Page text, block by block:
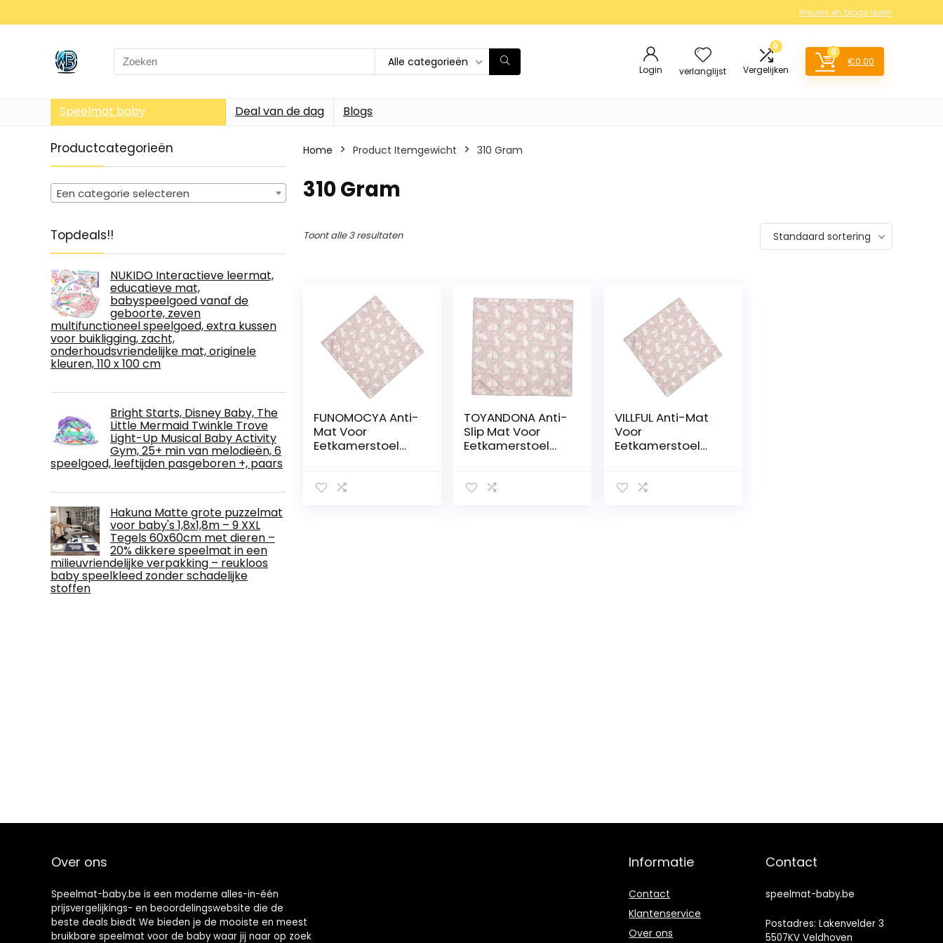
Nieuws en blogs lezen
Search
for:
Alle categorieën
Login verlanglijst
0
Vergelijken
0
€0.00
Speelmat baby Deal van de dag Blogs
Productcategorieën
Een categorie selecteren
Topdeals!!
NUKIDO Interactieve leermat,
educatieve mat,
babyspeelgoed vanaf de
geboorte, zeven
multifunctioneel speelgoed, extra kussen
voor buikligging, zacht,
onderhoudsvriendelijke mat, originele
kleuren, 110 x 100 cm
Bright Starts, Disney Baby, The
Little Mermaid Twinkle Trove
Light-Up Musical Baby Activity
Gym, 25+ min van melodieën, 6
speelgoed, leeftijden pasgeboren +, paars
Hakuna Matte grote puzzelmat
voor baby's 1,8x1,8m – 9 XXL
Tegels 60x60cm met dieren –
20% dikkere speelmat in een
milieuvriendelijke verpakking – reukloos
baby speelkleed zonder schadelijke
stoffen
Home Product Itemgewicht ‎310 Gram
‎310 Gram
Toont alle 3 resultaten Standaard sortering
FUNOMOCYA Anti-
Mat Voor
Eetkamerstoel
Pad Placemat
TOYANDONA Anti-
Slip Mat Voor
Eetkamerstoel
Speelmatten
VILLFUL Anti-Mat
Voor
Eetkamerstoel
Vloermat
Over ons
Speelmat-baby.be is een moderne alles-in-één
prijsvergelijkings- en beoordelingswebsite die de
beste deals biedt We bieden je de mooiste en meest
bruikbare speelmat voor de baby waar jij naar op zoek
Informatie
Contact
Klantenservice
Over ons
Contact
speelmat-baby.be
Postadres: Lakenvelder 3
5507KV Veldhoven